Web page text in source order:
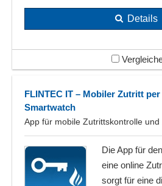
Details
FLINTEC IT – Mobiler Zutritt
Smartwatch
App für mobile Zutrittskontrolle und
Die App für
eine online
sorgt für eine